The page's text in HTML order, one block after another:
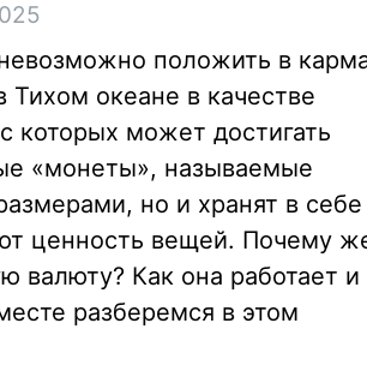
положить в
Тихом океане в качестве
которых может достигать
«монеты», называемые
но и хранят в себе
ценность вещей. Почему
валюту? Как она работает и
разберемся в этом